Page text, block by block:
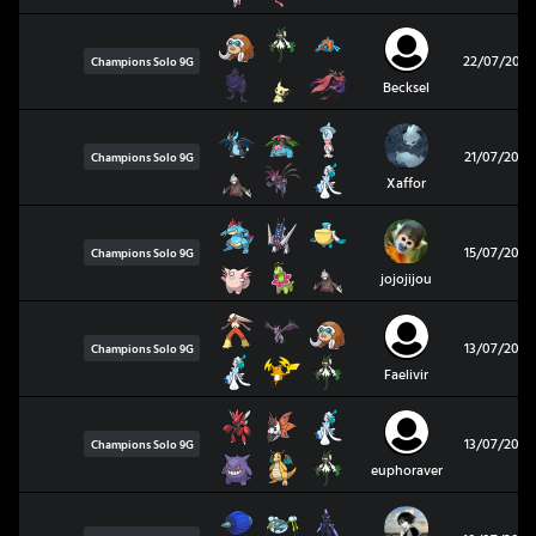
Champions Solo 9G
Becksel
22/07/2026
Champions Solo 9G
Xaffor
21/07/2026
Champions Solo 9G
jojojijou
15/07/2026
Champions Solo 9G
Faelivir
13/07/2026
Champions Solo 9G
euphoraver
13/07/2026